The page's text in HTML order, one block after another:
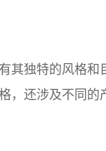
其独特的风格和
，还涉及不同的